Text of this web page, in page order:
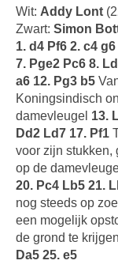
Wit: Addy Lont
Zwart: Simon
1. d4 Pf6 2. c4
7. Pge2 Pc6 8.
a6 12. Pg3 b5
Koningsindisch
damevleugel 13.
Dd2 Ld7 17. Pf1
voor zijn stukken,
op de
20. Pc4 Lb5 21.
nog steeds op
een mogelijk
de grond te
Da5 25. e5